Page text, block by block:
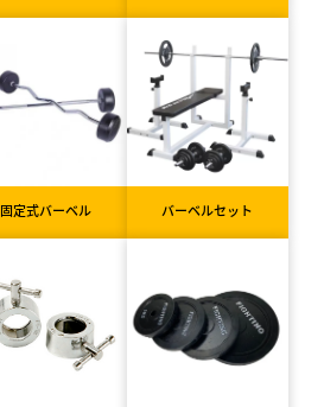
固定式バーベル バーベルセット